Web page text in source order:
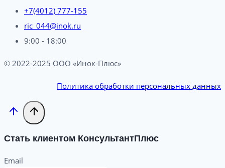
+7(4012) 777-155
ric_044@inok.ru
9:00 - 18:00
© 2022-2025 ООО «Инок-Плюс»
Политика обработки персональных данных
Стать клиентом КонсультантПлюс
Email